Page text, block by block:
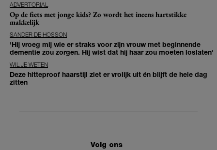
ADVERTORIAL
Op de fiets met jonge kids? Zo wordt het ineens hartstikke
makkelijk
SANDER DE HOSSON
'Hij vroeg mij wie er straks voor zijn vrouw met beginnende
dementie zou zorgen. Hij wist dat hij haar zou moeten loslaten'
WIL JE WETEN
Deze hitteproof haarstijl ziet er vrolijk uit én blijft de hele dag
zitten
Volg ons